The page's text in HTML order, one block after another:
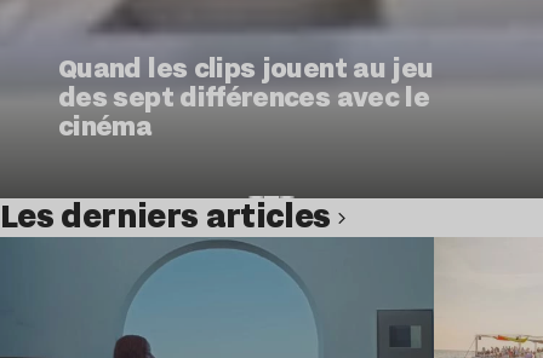
Quand les clips jouent au jeu
des sept différences avec le
cinéma
Les derniers articles